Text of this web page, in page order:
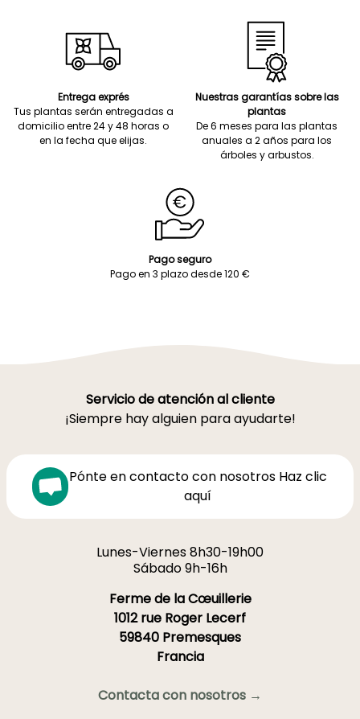
Entrega exprés
Tus plantas serán entregadas a
domicilio entre 24 y 48 horas o
en la fecha que elijas.
Nuestras garantías sobre las
plantas
De 6 meses para las plantas
anuales a 2 años para los
árboles y arbustos.
Pago seguro
Pago en 3 plazo desde 120 €
Servicio de atención al cliente
¡Siempre hay alguien para ayudarte!
Pónte en contacto con nosotros Haz clic
aquí
Lunes-Viernes 8h30-19h00
Sábado 9h-16h
Ferme de la Cœuillerie
1012 rue Roger Lecerf
59840 Premesques
Francia
Contacta con nosotros →